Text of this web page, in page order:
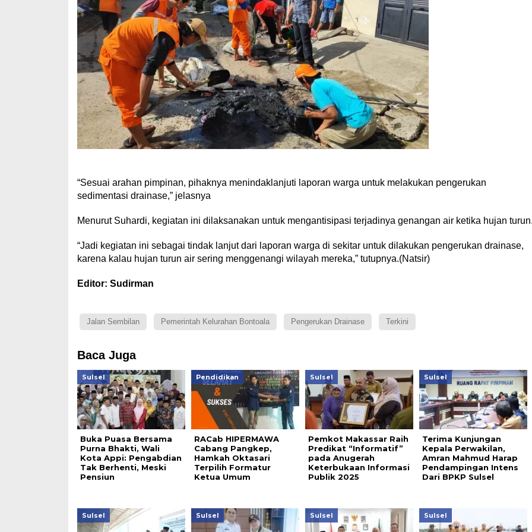
“Sesuai arahan pimpinan, pihaknya menindaklanjuti laporan warga untuk melakukan pengerukan
sedimentasi drainase,” jelasnya
Menurut Suhardi, kegiatan ini dilaksanakan untuk mengantisipasi terjadinya genangan air ketika hujan
“Jadi kegiatan ini sebagai tindak lanjut dari laporan warga di sekitar untuk dilakukan pengerukan drainase,
karena kalau hujan turun air sering menggenangi wilayah mereka,” tutupnya.(Natsir)
Editor: Sudirman
Jalan Sembilan Pemerintah Kelurahan Bontoala Pengerukan Drainase Terkini
Baca Juga
Sulsel
Buka Puasa Bersama
Purna Bhakti, Wali
Kota Appi: Pengabdian
Tak Berhenti, Meski
Pensiun
Pendidikan
RACab HIPERMAWA
Cabang Pangkep,
Hamkah Oktasari
Terpilih Formatur
Ketua Umum
Sulsel
Pemkot Makassar Raih
Predikat “Informatif”
pada Anugerah
Keterbukaan Informasi
Publik 2025
Sulsel
Terima Kunjungan
Kepala Perwakilan,
Amran Mahmud Harap
Pendampingan Intens
Dari BPKP Sulsel
Sulsel Sulsel Sulsel Sulsel